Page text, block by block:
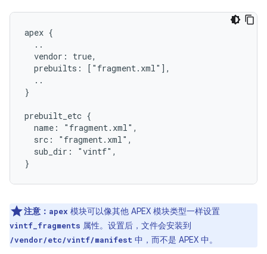
apex {
  ..
  vendor: true,
  prebuilts: ["fragment.xml"],
  ..
}
prebuilt_etc {
  name: "fragment.xml",
  src: "fragment.xml",
  sub_dir: "vintf",
}
注意： apex 模块可以像其他 APEX 模块类型一样设置
vintf_fragments 属性。设置后，文件会安装到
/vendor/etc/vintf/manifest 中，而不是 APEX 中。